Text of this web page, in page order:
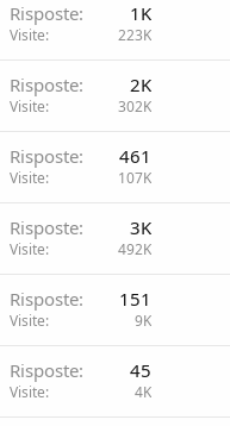
Risposte 1K
Visite 223K
Risposte 2K
Visite 302K
Risposte 461
Visite 107K
Risposte 3K
Visite 492K
Risposte 151
Visite 9K
Risposte 45
Visite 4K